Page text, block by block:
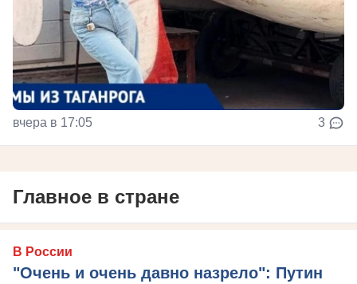
вчера в 17:05 3
Главное в стране
В России
"Очень и очень давно назрело": Путин